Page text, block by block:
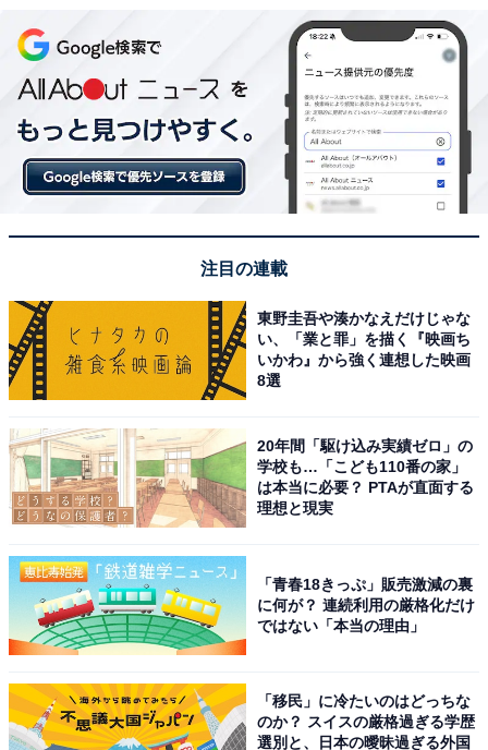
注目の連載
東野圭吾や湊かなえだけじゃな
い、「業と罪」を描く『映画ち
いかわ』から強く連想した映画
8選
20年間「駆け込み実績ゼロ」の
学校も…「こども110番の家」
は本当に必要？ PTAが直面する
理想と現実
「青春18きっぷ」販売激減の裏
に何が？ 連続利用の厳格化だけ
ではない「本当の理由」
「移民」に冷たいのはどっちな
のか？ スイスの厳格過ぎる学歴
選別と、日本の曖昧過ぎる外国